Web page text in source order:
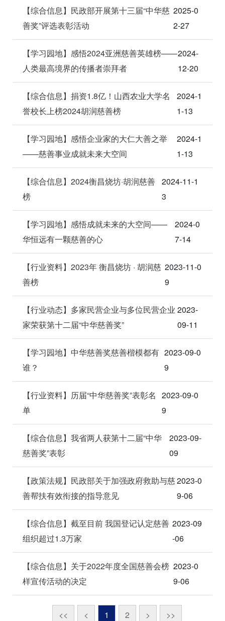
【综合信息】民政部开展第十三届“中华慈
善奖”评选表彰活动
2025-0
2-27
【学习园地】感悟2024亚洲慈善英雄榜——
人类最高境界的传播者崇拜者
2024-
12-20
【综合信息】捐资1.8亿！山西农业大学名
誉校长上榜2024胡润慈善榜
2024-1
1-13
【学习园地】感悟企业家的大仁大善之举
——慈善事业成就未来大空间
2024-1
1-13
【综合信息】2024衡昌烧坊·胡润慈善
榜
2024-11-1
3
【学习园地】感悟成就未来的大空间——
华恒远有一颗慈善的心
2024-0
7-14
【行业资料】2023年 衡昌烧坊 · 胡润慈
善榜
2023-11-0
9
【行业动态】多家民营企业与多位民营企业
家荣获第十二届“中华慈善奖”
2023-
09-11
【学习园地】中华慈善奖慈善楷模都有
谁？
2023-09-0
9
【行业资料】历届“中华慈善奖”表彰名
单
2023-09-0
9
【综合信息】我省两人获第十二届“中华
慈善奖”表彰
2023-09-
09
【政策法规】民政部关于加强政府救助与慈
善帮扶有效衔接的指导意见
2023-0
9-06
【综合信息】截至目前 我国登记认定慈善
组织超过1.3万家
2023-09
-06
【综合信息】关于2022年度全国慈善会榜
样宣传活动的决定
2023-0
9-06
<< < 1 2 > >>